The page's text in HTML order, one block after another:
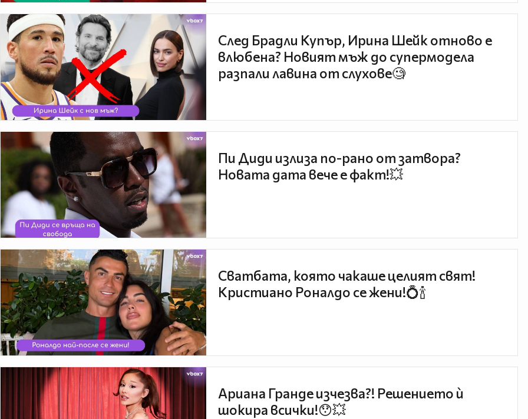
След Брадли Купър, Ирина Шейк отново е
влюбена? Новият мъж до супермодела
разпали лавина от слухове🧐
Пи Диди излиза по-рано от затвора?
Новата дата вече е факт!💥
Сватбата, която чакаше целият свят!
Кристиано Роналдо се жени!💍🍾
Ариана Гранде изчезва?! Решението ѝ
шокира всички!😯💥